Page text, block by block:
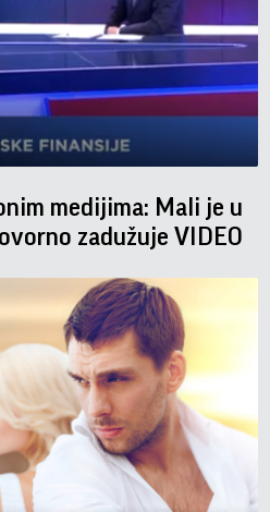
medijima: Mali je u
zadužuje VIDEO